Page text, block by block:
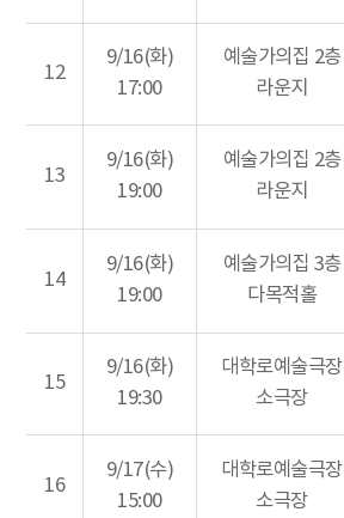
12
9/16(화)
17:00
예술가의집 2층
라운지
13
9/16(화)
19:00
예술가의집 2층
라운지
14
9/16(화)
19:00
예술가의집 3층
다목적홀
15
9/16(화)
19:30
대학로예술극장
소극장
16
9/17(수)
15:00
대학로예술극장
소극장